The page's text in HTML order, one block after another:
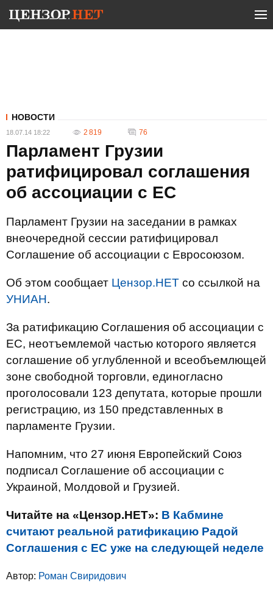
НОВОСТИ
18.07.14 18:22 2 819 76
Парламент Грузии
ратифицировал соглашения
об ассоциации с ЕС
Парламент Грузии на заседании в рамках
внеочередной сессии ратифицировал
Соглашение об ассоциации с Евросоюзом.
Об этом сообщает Цензор.НЕТ со ссылкой на
УНИАН.
За ратификацию Соглашения об ассоциации с
ЕС, неотъемлемой частью которого является
соглашение об углубленной и всеобъемлющей
зоне свободной торговли, единогласно
проголосовали 123 депутата, которые прошли
регистрацию, из 150 представленных в
парламенте Грузии.
Напомним, что 27 июня Европейский Союз
подписал Соглашение об ассоциации с
Украиной, Молдовой и Грузией.
Читайте на «Цензор.НЕТ»: В Кабмине
считают реальной ратификацию Радой
Соглашения с ЕС уже на следующей неделе
Автор: Роман Свиридович